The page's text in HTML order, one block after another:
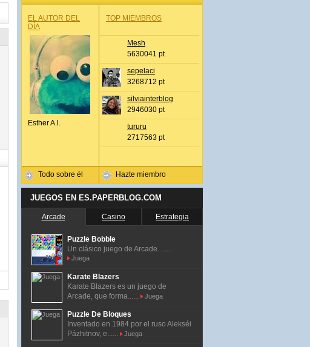
EL AUTOR DEL
DÍA
Esther A.l.
Todo sobre él
TOP MIEMBROS
Mesh
5630041 pt
sepelaci
3268712 pt
silviainterblog
2946030 pt
tururu
2717563 pt
Hazte miembro
JUEGOS EN ES.PAPERBLOG.COM
Arcade Casino Estrategia
Puzzle Bobble
Un clásico juego de Arcade. ......
Juega
Karate Blazers
Karate Blazers es un juego de
Arcade, que forma......
Juega
Puzzle De Bloques
Inventado en 1984 por el ruso Alekséi
Pázhitnov, e......
Juega